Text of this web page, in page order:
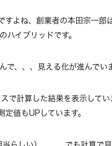
よね、創業者の本田宗一郎
ハイブリッドです。
、、、見える化が進んでい
で計算した結果を表示してい
値もUPしています。